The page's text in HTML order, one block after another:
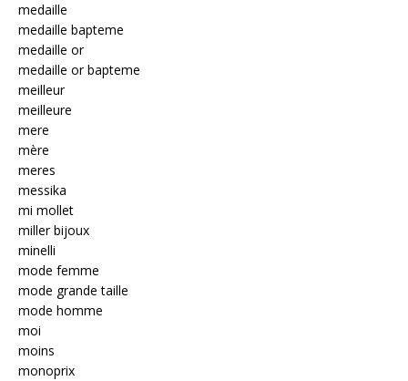
medaille
medaille bapteme
medaille or
medaille or bapteme
meilleur
meilleure
mere
mère
meres
messika
mi mollet
miller bijoux
minelli
mode femme
mode grande taille
mode homme
moi
moins
monoprix